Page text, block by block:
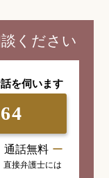
ください
を伺います
通話無料
直接弁護士には